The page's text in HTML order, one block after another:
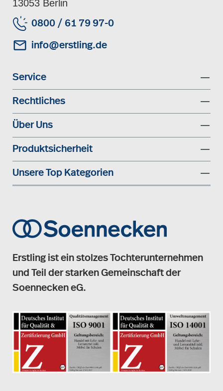
13053 Berlin
0800 / 61 79 97-0
info@erstling.de
Service
Rechtliches
Über Uns
Produktsicherheit
Unsere Top Kategorien
Erstling ist ein stolzes Tochterunternehmen
und Teil der starken Gemeinschaft der
Soennecken eG.